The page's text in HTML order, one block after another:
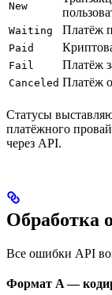
New
Waiting Платёж
Paid
Fail Платёж
Canceled Платёж
Статусы
платёжного
через API.
Обработка
Все ошибки API
Формат A —